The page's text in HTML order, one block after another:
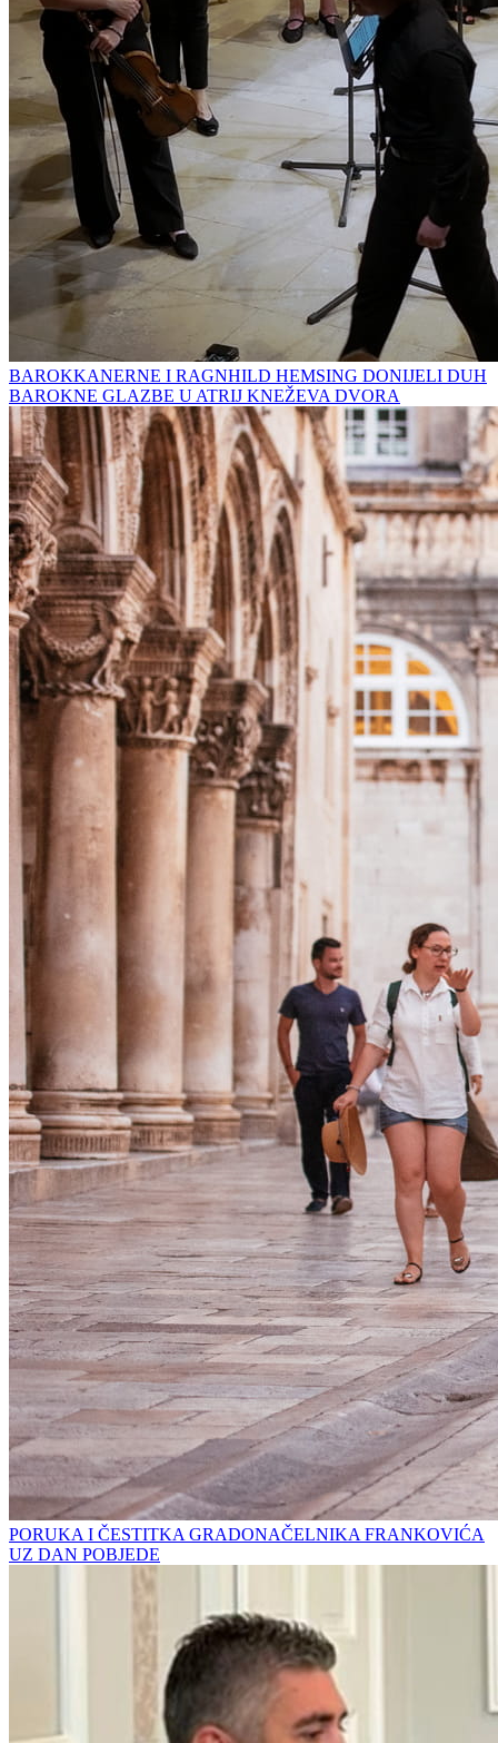
BAROKKANERNE I RAGNHILD HEMSING DONIJELI DUH
BAROKNE GLAZBE U ATRIJ KNEŽEVA DVORA
PORUKA I ČESTITKA GRADONAČELNIKA FRANKOVIĆA
UZ DAN POBJEDE